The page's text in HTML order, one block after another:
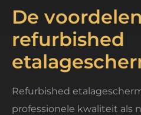
De
refurbished
Refurbished
professionele kwaliteit als